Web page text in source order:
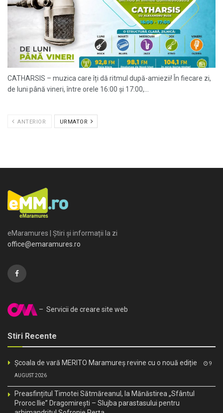
CATHARSIS – muzica care îți dă ritmul după-amiezii! În fiecare zi,
de luni până vineri, între orele 16:00 și 17:00,...
ANTERIOR URMATOR
eMaramures | Știri și informații la zi
office@emaramures.ro
– Servicii de creare site web
Stiri Recente
Școala de vară MERITO Maramureș revine cu o nouă ediție 9
AUGUST 2026
Preasfințitul Timotei Sătmăreanul, la Mănăstirea „Sfântul
Proroc Ilie” Dragomirești – Slujba parastasului pentru